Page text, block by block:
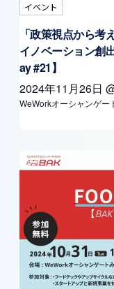
イベント
「政策視点から
イノベーション創
ay #21】
2024年11月26日
WeWorkオーシャンゲー